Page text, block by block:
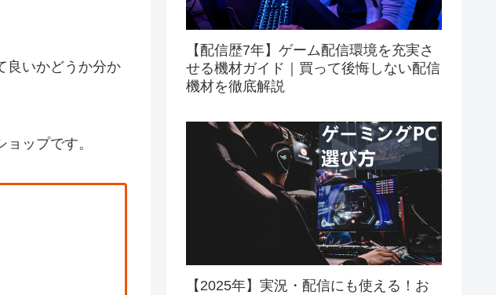
良いかどうか分か
ップです。
【配信歴7年】ゲーム配信環境を充実さ
せる機材ガイド｜買って後悔しない配信
機材を徹底解説
【2025年】実況・配信にも使える！お